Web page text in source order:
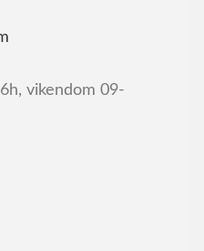
vikendom 09-